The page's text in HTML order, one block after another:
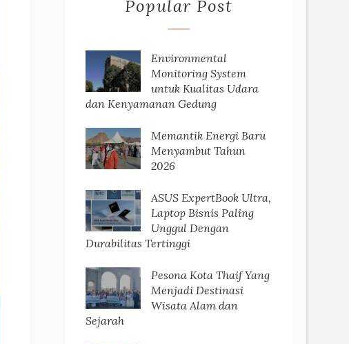
Popular Post
Environmental
Monitoring System
untuk Kualitas Udara
dan Kenyamanan Gedung
Memantik Energi Baru
Menyambut Tahun
2026
ASUS ExpertBook Ultra,
Laptop Bisnis Paling
Unggul Dengan
Durabilitas Tertinggi
Pesona Kota Thaif Yang
Menjadi Destinasi
Wisata Alam dan
Sejarah